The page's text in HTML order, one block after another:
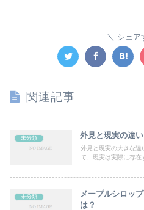
シェア
関連記事
未分類 外見と現実の違い
外見と現実の大きな違
て、現実は実際に存在
未分類
メープルシロッ
は？